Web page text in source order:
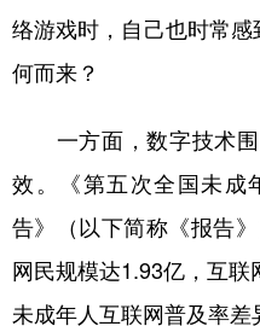
络游戏时，自己也时常感
何而来？
一方面，数字技术围
效。《第五次全国未成
告》（以下简称《报告
网民规模达1.93亿，互
未成年人互联网普及率差